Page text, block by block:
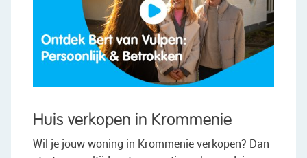
Huis verkopen in Krommenie
Wil je jouw woning in Krommenie verkopen? Dan